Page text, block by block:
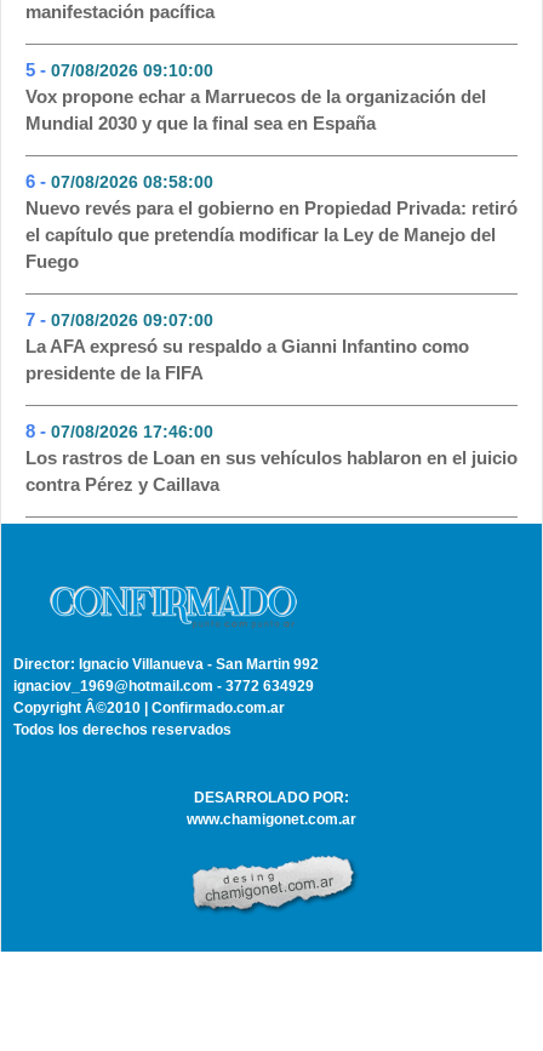
manifestación pacífica
5 - 07/08/2026 09:10:00
Vox propone echar a Marruecos de la organización del
Mundial 2030 y que la final sea en España
6 - 07/08/2026 08:58:00
Nuevo revés para el gobierno en Propiedad Privada: retiró
el capítulo que pretendía modificar la Ley de Manejo del
Fuego
7 - 07/08/2026 09:07:00
La AFA expresó su respaldo a Gianni Infantino como
presidente de la FIFA
8 - 07/08/2026 17:46:00
Los rastros de Loan en sus vehículos hablaron en el juicio
contra Pérez y Caillava
Director: Ignacio Villanueva - San Martin 992
ignaciov_1969@hotmail.com - 3772 634929
Copyright Â©2010 | Confirmado.com.ar
Todos los derechos reservados
DESARROLADO POR:
www.chamigonet.com.ar